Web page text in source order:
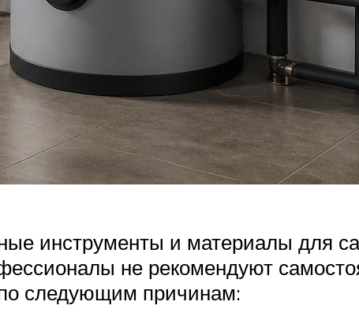
инструменты и материалы для
не рекомендуют
следующим причинам: